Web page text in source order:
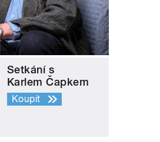
Setkání s
Karlem Čapkem
Koupit